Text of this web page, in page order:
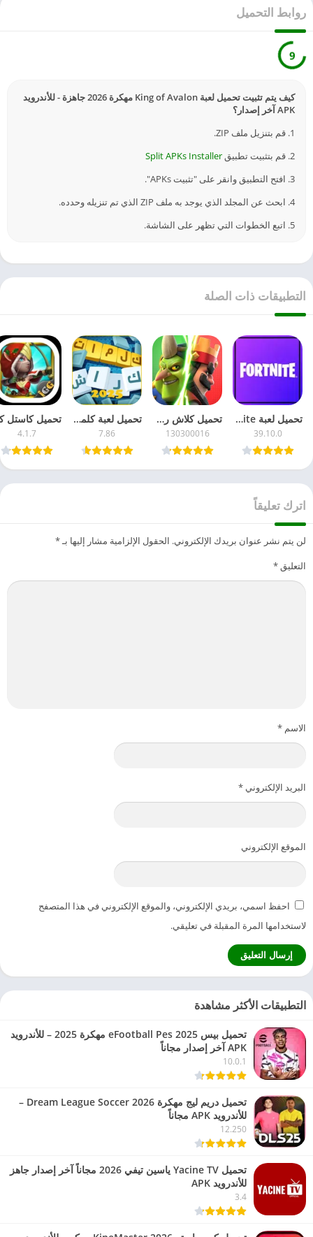
روابط التحميل
9
كيف يتم تثبيت تحميل لعبة King of Avalon مهكرة 2026 جاهزة - للأندرويد
APK آخر إصدار؟
1. قم بتنزيل ملف ZIP.
2. قم بتثبيت تطبيق
Split APKs Installer
3. افتح التطبيق وانقر على "تثبيت APKs".
4. ابحث عن المجلد الذي يوجد به ملف ZIP الذي تم تنزيله وحدده.
5. اتبع الخطوات التي تظهر على الشاشة.
التطبيقات ذات الصلة
تحميل لعبة Fortnite مهكرة 2026 جاهزة – للأندرويد APK آخر تحديث مجاناً
39.10.0
تحميل كلاش رويال 2026 Clash Royale مهكرة للأندرويد – مجاناً APK آخر إصدار
130300016
تحميل لعبة كلمات كراش مهكرة 2026 للأندرويد – APK آخر تحديث مجاناً
7.86
4.1.7
اترك تعليقاً
لن يتم نشر عنوان بريدك الإلكتروني. الحقول الإلزامية مشار إليها بـ*
التعليق *
الاسم *
البريد الإلكتروني *
الموقع الإلكتروني
احفظ اسمي، بريدي الإلكتروني، والموقع الإلكتروني في هذا المتصفح
لاستخدامها المرة المقبلة في تعليقي.
التطبيقات الأكثر مشاهدة
تحميل بيس eFootball Pes 2025 مهكرة 2025 – للأندرويد
APK آخر إصدار مجاناً
10.0.1
تحميل دريم ليج مهكرة 2026 Dream League Soccer –
للأندرويد APK مجاناً
12.250
تحميل Yacine TV ياسين تيفي 2026 مجاناً آخر إصدار جاهز
للأندرويد APK
3.4